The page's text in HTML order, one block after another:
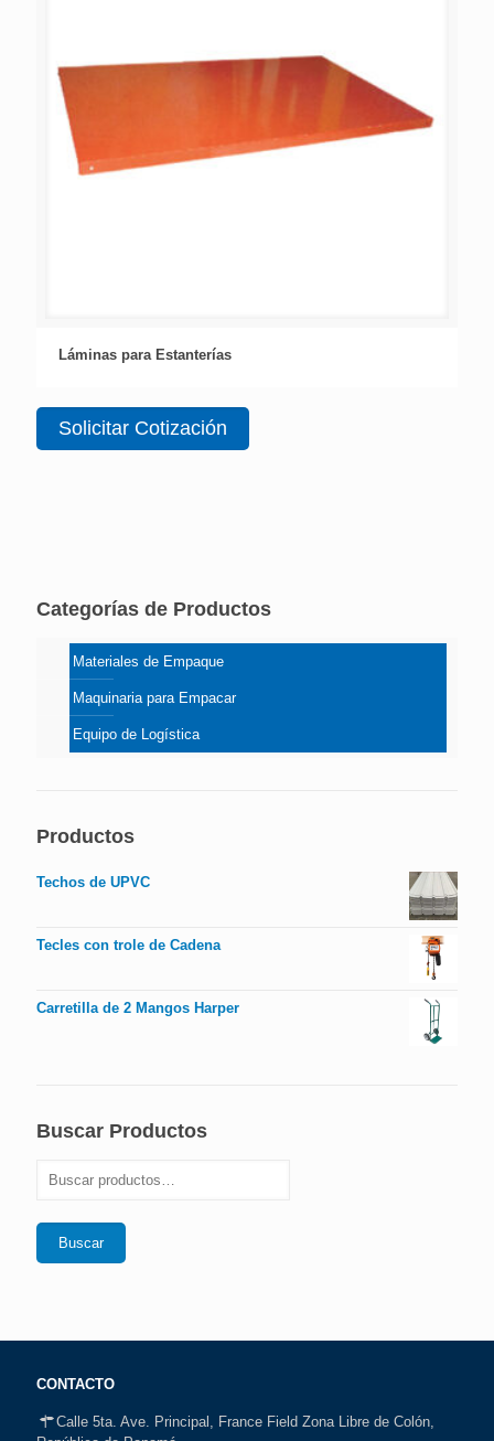
Láminas para Estanterías
Solicitar Cotización
Categorías de Productos
Materiales de Empaque
Maquinaria para Empacar
Equipo de Logística
Productos
Techos de UPVC
Tecles con trole de Cadena
Carretilla de 2 Mangos Harper
Buscar Productos
Buscar
CONTACTO
Calle 5ta. Ave. Principal, France Field Zona Libre de Colón,